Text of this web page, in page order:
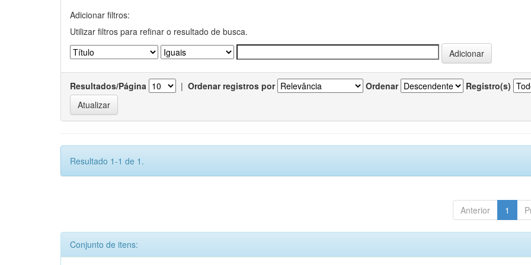
Adicionar filtros:
Utilizar filtros para refinar o resultado de busca.
Resultados/Página | Ordenar registros por Ordenar Registro(s)
Resultado 1-1 de 1.
Anterior 1
Conjunto de itens: